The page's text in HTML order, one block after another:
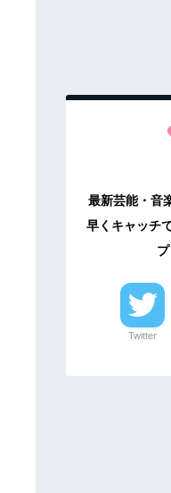
最新芸能・音
早くキャッチ
Twitter